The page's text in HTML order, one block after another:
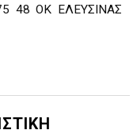
48 ΟΚ ΕΛΕΥΣΙΝΑΣ